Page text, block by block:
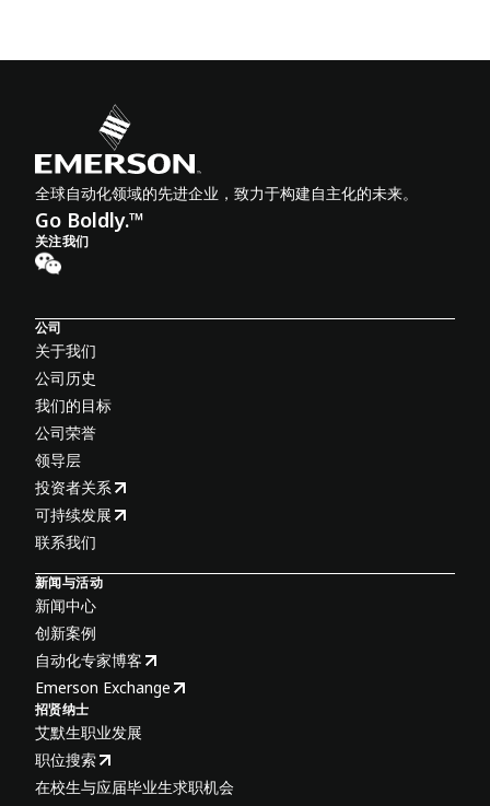
全球自动化领域的先进企业，致力于构建自主化的未来。
Go Boldly.™
关注我们
公司
关于我们
公司历史
我们的目标
公司荣誉
领导层
投资者关系
可持续发展
联系我们
新闻与活动
新闻中心
创新案例
自动化专家博客
Emerson Exchange
招贤纳士
艾默生职业发展
职位搜索
在校生与应届毕业生求职机会